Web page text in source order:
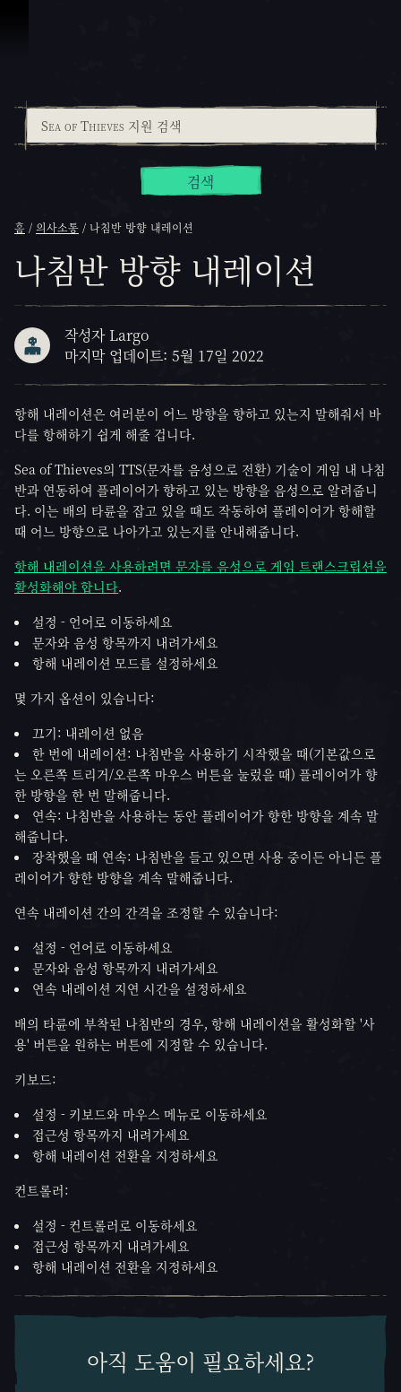
검색
홈 의사소통 나침반 방향 내레이션
나침반 방향 내레이션
작성자 Largo
마지막 업데이트: 5월 17일 2022
항해 내레이션은 여러분이 어느 방향을 향하고 있는지 말해줘서 바
다를 항해하기 쉽게 해줄 겁니다.
Sea of Thieves의 TTS(문자를 음성으로 전환) 기술이 게임 내 나침
반과 연동하여 플레이어가 향하고 있는 방향을 음성으로 알려줍니
다. 이는 배의 타륜을 잡고 있을 때도 작동하여 플레이어가 항해할
때 어느 방향으로 나아가고 있는지를 안내해줍니다.
항해 내레이션을 사용하려면 문자를 음성으로 게임 트랜스크립션을
활성화해야 합니다.
설정 - 언어로 이동하세요
문자와 음성 항목까지 내려가세요
항해 내레이션 모드를 설정하세요
몇 가지 옵션이 있습니다:
끄기: 내레이션 없음
한 번에 내레이션: 나침반을 사용하기 시작했을 때(기본값으로
는 오른쪽 트리거/오른쪽 마우스 버튼을 눌렀을 때) 플레이어가 향
한 방향을 한 번 말해줍니다.
연속: 나침반을 사용하는 동안 플레이어가 향한 방향을 계속 말
해줍니다.
장착했을 때 연속: 나침반을 들고 있으면 사용 중이든 아니든 플
레이어가 향한 방향을 계속 말해줍니다.
연속 내레이션 간의 간격을 조정할 수 있습니다:
설정 - 언어로 이동하세요
문자와 음성 항목까지 내려가세요
연속 내레이션 지연 시간을 설정하세요
배의 타륜에 부착된 나침반의 경우, 항해 내레이션을 활성화할 '사
용' 버튼을 원하는 버튼에 지정할 수 있습니다.
키보드:
설정 - 키보드와 마우스 메뉴로 이동하세요
접근성 항목까지 내려가세요
항해 내레이션 전환을 지정하세요
컨트롤러:
설정 - 컨트롤러로 이동하세요
접근성 항목까지 내려가세요
항해 내레이션 전환을 지정하세요
아직 도움이 필요하세요?